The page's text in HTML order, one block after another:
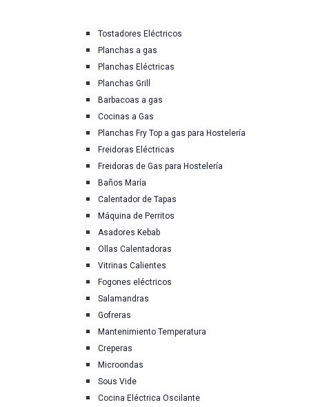
Tostadores Eléctricos
Planchas a gas
Planchas Eléctricas
Planchas Grill
Barbacoas a gas
Cocinas a Gas
Planchas Fry Top a gas para Hostelería
Freidoras Eléctricas
Freidoras de Gas para Hostelería
Baños María
Calentador de Tapas
Máquina de Perritos
Asadores Kebab
Ollas Calentadoras
Vitrinas Calientes
Fogones eléctricos
Salamandras
Gofreras
Mantenimiento Temperatura
Creperas
Microondas
Sous Vide
Cocina Eléctrica Oscilante